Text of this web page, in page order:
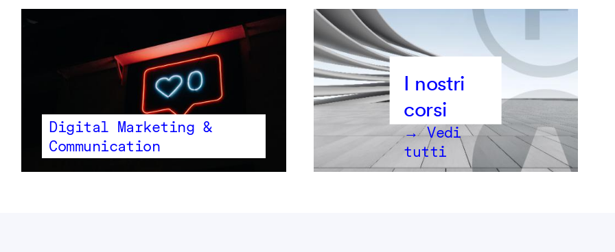
Digital Marketing &
Communication
→ Vedi
tutti